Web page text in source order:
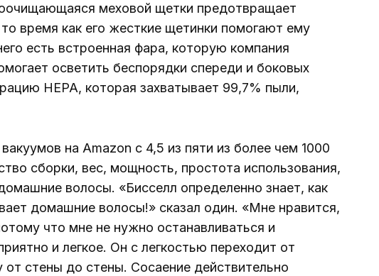
меховой щетки предотвращает
время как его жесткие щетинки помогают ему
есть встроенная фара, которую компания
осветить беспорядки спереди и боковых
HEPA, которая захватывает 99,7% пыли,
на Amazon с 4,5 из пяти из более чем 1000
сборки, вес, мощность, простота использования,
волосы. «Бисселл определенно знает, как
домашние волосы!» сказал один. «Мне нравится,
что мне не нужно останавливаться и
и легкое. Он с легкостью переходит от
от стены до стены. Сосаение действительно